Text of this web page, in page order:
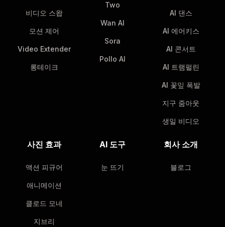
비디오 스왑
모션 제어
Video Extender
롱테이크
Two
Wan AI
Sora
Pollo AI
AI 댄스
AI 에어키스
AI 콘서트
AI 트램펄린
AI 꽃잎 폭발
지구 줌아웃
생일 비디오
사진 효과
액션 피규어
애니메이션
클로드 모네
지브리
AI 도구
눈 뜨기
회사 소개
블로그